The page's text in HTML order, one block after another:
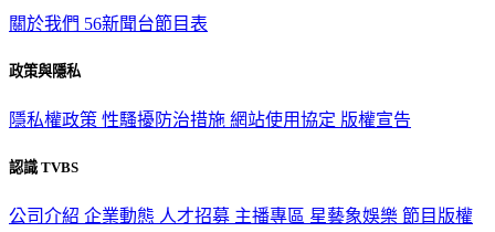
關於我們 56新聞台節目表
政策與隱私
隱私權政策 性騷擾防治措施 網站使用協定 版權宣告
認識 TVBS
公司介紹 企業動態 人才招募 主播專區 星藝象娛樂 節目版權